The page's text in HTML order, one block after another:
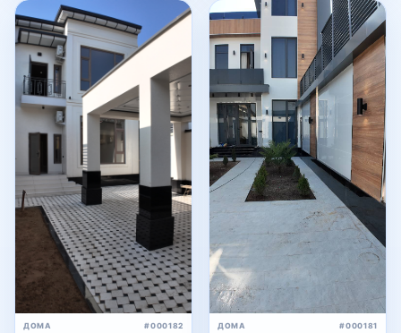
Эко-парк
Боткина
Golden Face
Фуркат
ДОМА #000182 ДОМА #000181